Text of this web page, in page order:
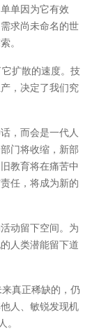
单因为它有效
求尚未命名的世
。
扩散的速度。技
，决定了我们究
，而会是一代人
门将收缩，新部
教育将在痛苦中
任，将成为新的
动留下空间。为
人类潜能留下道
真正稀缺的，仍
人、敏锐发现机